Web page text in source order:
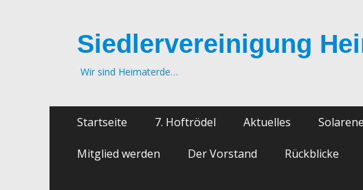
Siedlervereinigung
Wir sind Heimaterde…
Primäres
Inhalt
springen
Startseite 7. Hoftrödel Aktuelles
Mitglied werden Der Vorstand Rückblicke